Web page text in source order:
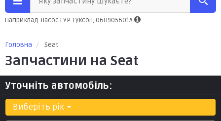
Наприклад: насос ГУР Туксон, 06H905601A
Головна Seat
Запчастини на Seat
Уточніть автомобіль:
Виберіть рік